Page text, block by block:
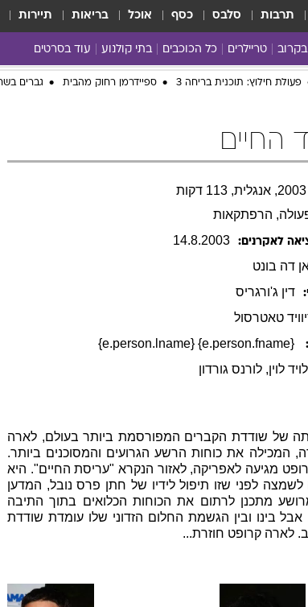
תרבות סלבס כסף אוכל בריאות תיירות
בקרוב טריילרים כל הכוכבים בתי קולנוע עוד בסרטים
כל הסרטים
דה בונט
דין ג'ורגריס
טאטרסול
{e.person.fname} {e.person.lname}
לויד לוין , לורנס גורדון